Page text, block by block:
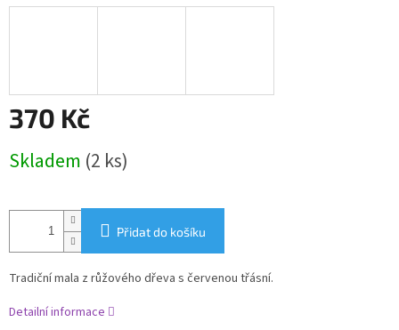
370 Kč
cena:
Skladem (2 ks)
Přidat do košíku
Tradiční mala z růžového dřeva s červenou třásní.
Detailní informace